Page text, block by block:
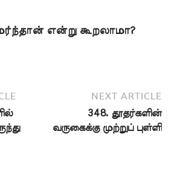
என்று கூறலாமா?
NEXT ARTICLE
348. தூதர்களின்
வருகைக்கு முற்றுப் புள்ளி